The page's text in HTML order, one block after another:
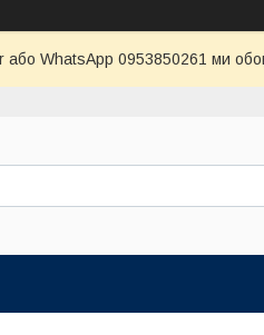
WhatsApp 0953850261 ми